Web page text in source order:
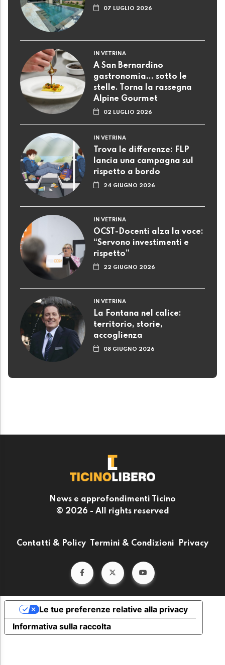
07 LUGLIO 2026
IN VETRINA
A San Bernardino
gastronomia... sotto le
stelle. Torna la rassegna
Alpine Gourmet
02 LUGLIO 2026
IN VETRINA
Trova le differenze: FLP
lancia una campagna sul
rispetto a bordo
24 GIUGNO 2026
IN VETRINA
OCST-Docenti alza la voce:
“Servono investimenti e
rispetto”
22 GIUGNO 2026
IN VETRINA
La Fontana nel calice:
territorio, storie,
accoglienza
08 GIUGNO 2026
News e approfondimenti Ticino
© 2026 - All rights reserved
Contatti & Policy Termini & Condizioni Privacy
Informativa sulla raccolta
Le tue preferenze relative alla privacy